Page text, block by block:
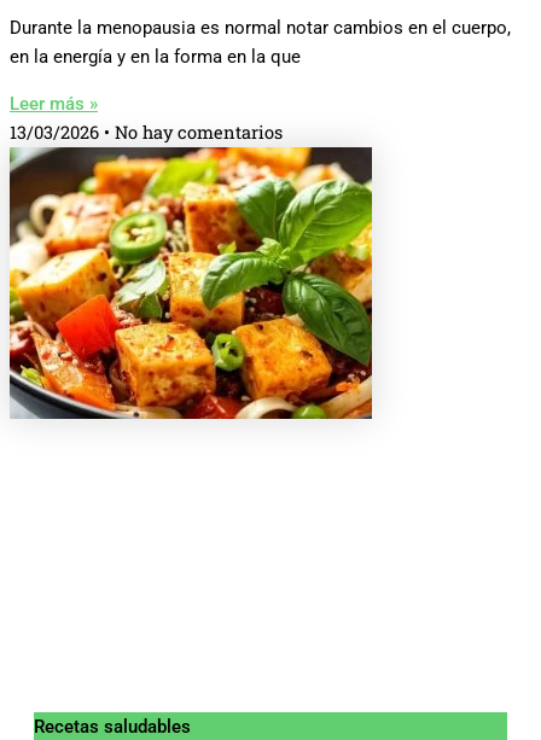
Durante la menopausia es normal notar cambios en el cuerpo,
en la energía y en la forma en la que
Leer más »
13/03/2026 No hay comentarios
Recetas saludables